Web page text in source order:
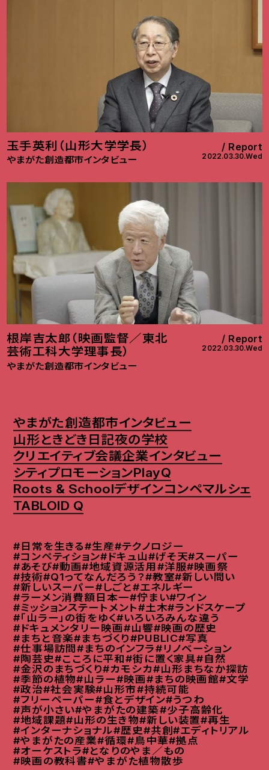
玉手英利（山形大学学長）
やまがた創造都市インタビュー
Report
2022.03.30.Wed
根岸吉太郎（映画監督／東北
芸術工科大学理事長）
やまがた創造都市インタビュー
Report
2022.03.30.Wed
やまがた創造都市インタビュー
山形ときどき日記夜の学校
クリエイティブ会議企業インタビュー
シティプロモーションPlayQ
Roots & Schoolデザインコンペマルシェ
TABLOID Q
#日常を生きる#生産#テクノロジー
#コンペティション#ドキュ山#げそ天#スーパー
#あそび#動画#地域資源活用 #洋服#映画祭
#技術#Q1ってなんだろう？#教室#新しい問い
#新しいスーパー#しごと#エネルギー
#ラーメン消費額日本一#佇まい#ワイン
#ミッションステートメント#土木#ランドスケープ
#「山ラー」の街をゆく#いろいろみんな違う
#ドキュメンタリー映画#山響#映画の歴史
#まちと音楽#まちづくり#PUBLIC#写真
#仕事場訪問#まちのインフラ#リノベーション
#陶芸史#こころに平和#街に置く家具#自然
#金沢のまちづくり#カモシカ#山形まちなか探訪
#季節の植物#山ラー#映画#まちの映画館#文学
#政治#社会実験#山形市#持続可能
#フリーペーパー#食とデザイン#うつわ
#声が小さい#やまがたの建築#少子高齢化
#地域課題#山形の生き物#新しい装置#再生
#インターナショナル#歴史#共創#エディトリアル
#やまがたの産業#循環#鳥中華#拠点
#オーケストラ#となりのやま／もの
#映画の教科書#やまがた植物散歩